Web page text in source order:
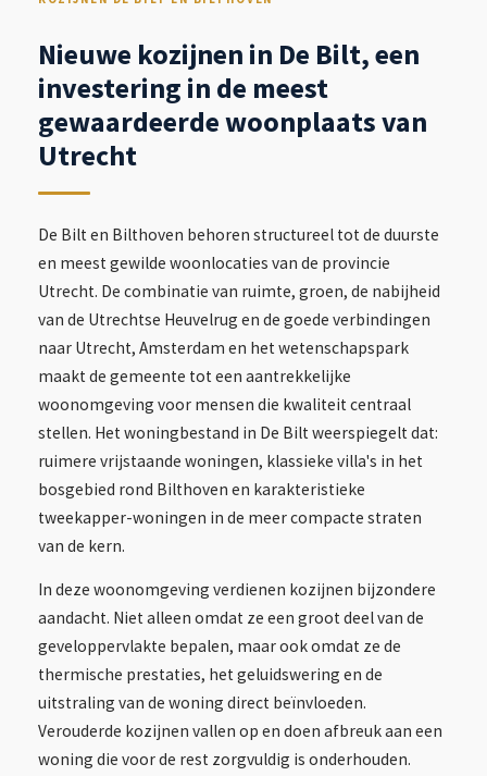
Nieuwe kozijnen in De Bilt, een
investering in de meest
gewaardeerde woonplaats van
Utrecht
De Bilt en Bilthoven behoren structureel tot de duurste
en meest gewilde woonlocaties van de provincie
Utrecht. De combinatie van ruimte, groen, de nabijheid
van de Utrechtse Heuvelrug en de goede verbindingen
naar Utrecht, Amsterdam en het wetenschapspark
maakt de gemeente tot een aantrekkelijke
woonomgeving voor mensen die kwaliteit centraal
stellen. Het woningbestand in De Bilt weerspiegelt dat:
ruimere vrijstaande woningen, klassieke villa's in het
bosgebied rond Bilthoven en karakteristieke
tweekapper-woningen in de meer compacte straten
van de kern.
In deze woonomgeving verdienen kozijnen bijzondere
aandacht. Niet alleen omdat ze een groot deel van de
geveloppervlakte bepalen, maar ook omdat ze de
thermische prestaties, het geluidswering en de
uitstraling van de woning direct beïnvloeden.
Verouderde kozijnen vallen op en doen afbreuk aan een
woning die voor de rest zorgvuldig is onderhouden.